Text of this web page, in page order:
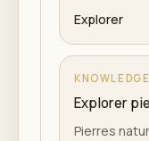
Explorer
Explorer
Pierres